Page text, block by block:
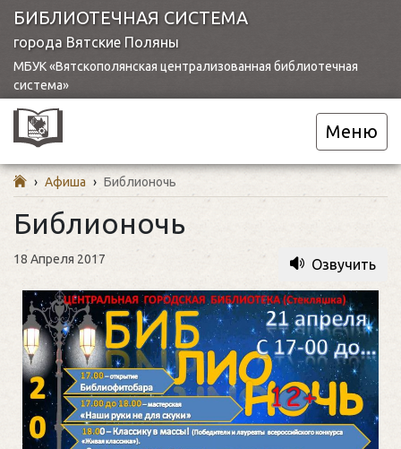
БИБЛИОТЕЧНАЯ СИСТЕМА
города Вятские Поляны
МБУК «Вятскополянская централизованная библиотечная
система»
Меню
› Афиша › Библионочь
Библионочь
18 Апреля 2017 Озвучить